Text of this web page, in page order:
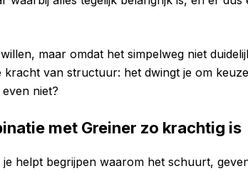
maar omdat het simpelweg niet
kracht van structuur: het dwingt je om
niet?
met Greiner zo krachtig is
helpt begrijpen waarom het schuurt,